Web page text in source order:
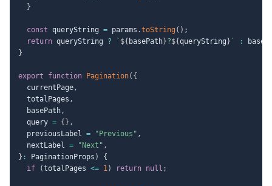
}
const queryString = params .toString ( ) ;
return queryString ? ` ${ basePath}?${queryString } ` :
}
export function Pagination( {
  currentPage
,
  totalPages
,
  basePath
,
  query
= { } ,
  previousLabel
= "Previous" ,
  nextLabel
= "Next" ,
} : PaginationProps )
{
if
(totalPages <= 1) return null ;